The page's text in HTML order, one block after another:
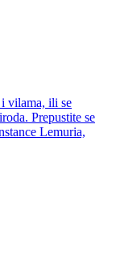
vilama, ili se
Prepustite se
Lemuria,